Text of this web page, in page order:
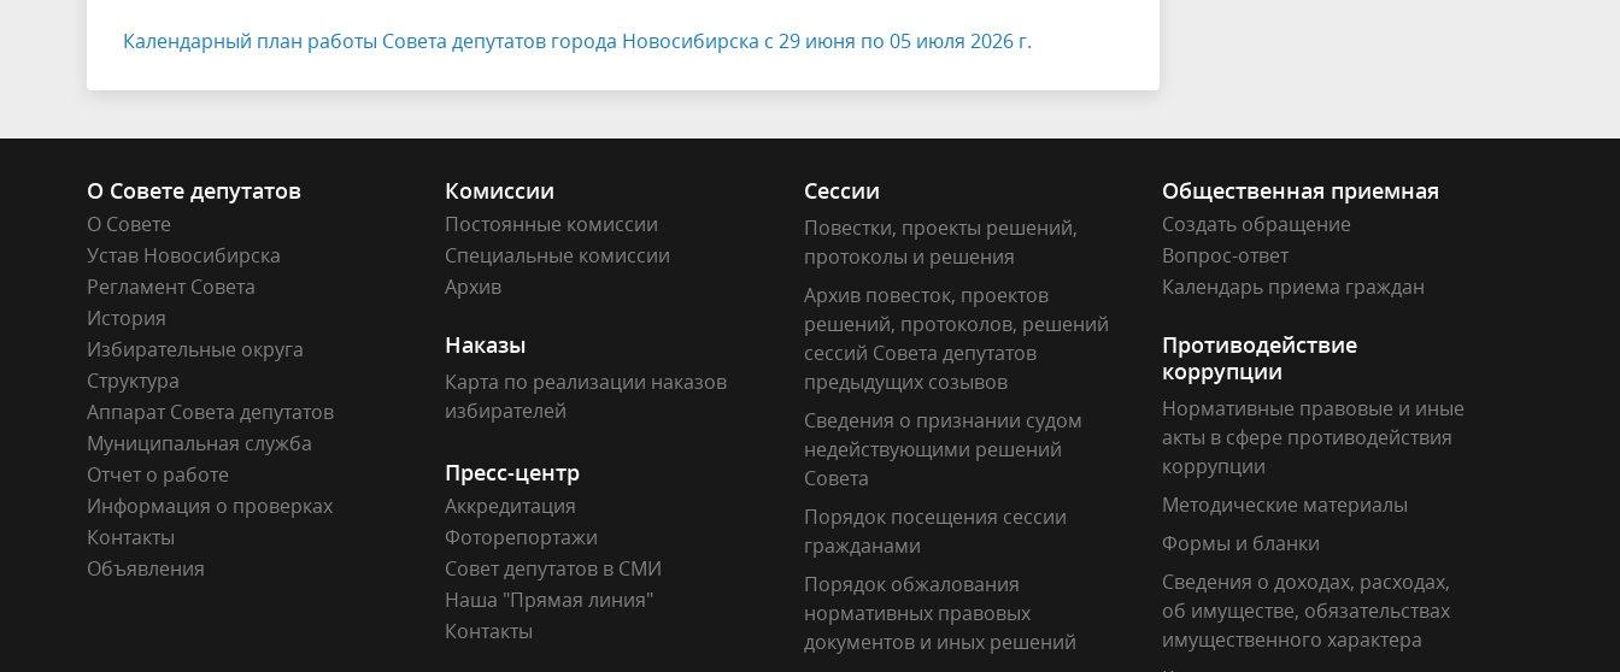
Календарный план работы Совета депутатов города Новосибирска с 29 июня по 05 июля 2026 г.
О Совете депутатов
О Совете
Устав Новосибирска
Регламент Совета
История
Избирательные округа
Структура
Аппарат Совета депутатов
Муниципальная служба
Отчет о работе
Информация о проверках
Контакты
Объявления
Комиссии
Постоянные комиссии
Специальные комиссии
Архив
Сессии
Повестки, проекты решений,
протоколы и решения
Архив повесток, проектов
решений, протоколов, решений
сессий Совета депутатов
предыдущих созывов
Сведения о признании судом
недействующими решений
Совета
Порядок посещения сессии
гражданами
Порядок обжалования
нормативных правовых
документов и иных решений
Общественная приемная
Создать обращение
Вопрос-ответ
Календарь приема граждан
Наказы
Карта по реализации наказов
избирателей
Противодействие
коррупции
Нормативные правовые и иные
акты в сфере противодействия
коррупции
Методические материалы
Формы и бланки
Сведения о доходах, расходах,
об имуществе, обязательствах
имущественного характера
Пресс-центр
Аккредитация
Фоторепортажи
Совет депутатов в СМИ
Наша "Прямая линия"
Контакты